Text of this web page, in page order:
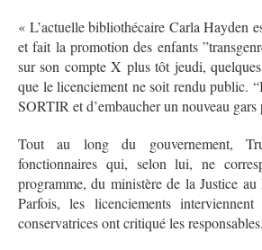
« L’actuelle bibliothécaire Carla Hayden
et fait la promotion des enfants
sur son compte X plus tôt jeudi,
que le licenciement ne soit rendu public.
SORTIR et d’embaucher un nouveau
Tout au long du gouvernement,
fonctionnaires qui, selon lui, ne
programme, du ministère de la Justice au
Parfois, les licenciements
conservatrices ont critiqué les responsables.